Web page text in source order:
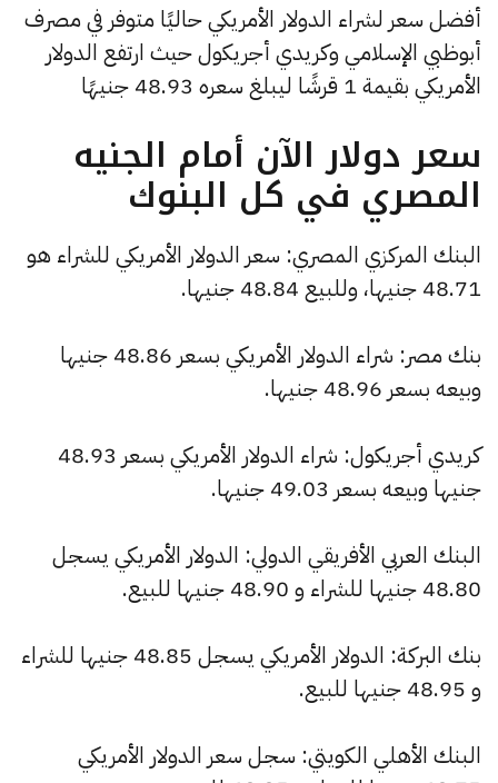
أفضل سعر لشراء الدولار الأمريكي حاليًا متوفر في مصرف
أبوظبي الإسلامي وكريدي أجريكول حيث ارتفع الدولار
الأمريكي بقيمة 1 قرشًا ليبلغ سعره 48.93 جنيهًا
سعر دولار الآن أمام الجنيه
المصري في كل البنوك
البنك المركزي المصري: سعر الدولار الأمريكي للشراء هو
48.71 جنيها، وللبيع 48.84 جنيها.
بنك مصر: شراء الدولار الأمريكي بسعر 48.86 جنيها
وبيعه بسعر 48.96 جنيها.
كريدي أجريكول: شراء الدولار الأمريكي بسعر 48.93
جنيها وبيعه بسعر 49.03 جنيها.
البنك العربي الأفريقي الدولي: الدولار الأمريكي يسجل
48.80 جنيها للشراء و 48.90 جنيها للبيع.
بنك البركة: الدولار الأمريكي يسجل 48.85 جنيها للشراء
و 48.95 جنيها للبيع.
البنك الأهلي الكويتي: سجل سعر الدولار الأمريكي